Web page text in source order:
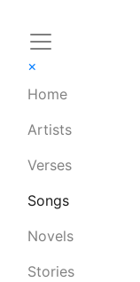
×
Home
Artists
Verses
Songs
Novels
Stories